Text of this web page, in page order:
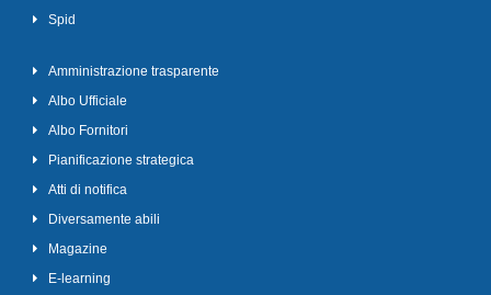
Spid
Amministrazione trasparente
Albo Ufficiale
Albo Fornitori
Pianificazione strategica
Atti di notifica
Diversamente abili
Magazine
E-learning